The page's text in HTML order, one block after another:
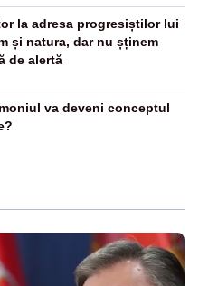
la adresa progresiștilor lui
și natura, dar nu șținem
de alertă
va deveni conceptul